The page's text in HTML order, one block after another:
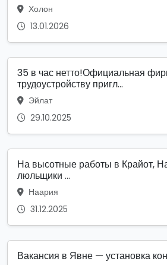
Холон
13.01.2026
35 в час нетто!Официальная
трудоустройству пригл...
Эйлат
29.10.2025
На высотные работы в Крайот,
люльщики ...
Наария
31.12.2025
Вакансия в Явне — установка